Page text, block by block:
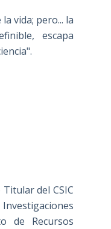
vida; pero... la
escapa
del CSIC
de Recursos